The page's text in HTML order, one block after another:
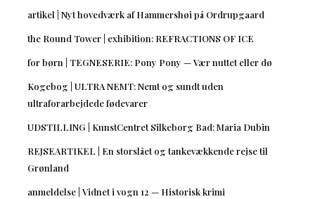
artikel | Nyt hovedværk af Hammershøi på Ordrupgaard
the Round Tower | exhibition: REFRACTIONS OF ICE
for børn | TEGNESERIE: Pony Pony — Vær nuttet eller dø
Kogebog | ULTRA NEMT: Nemt og sundt uden
ultraforarbejdede fødevarer
UDSTILLING | KunstCentret Silkeborg Bad: Maria Dubin
REJSEARTIKEL | En storslået og tankevækkende rejse til
Grønland
anmeldelse | Vidnet i vogn 12 — Historisk krimi